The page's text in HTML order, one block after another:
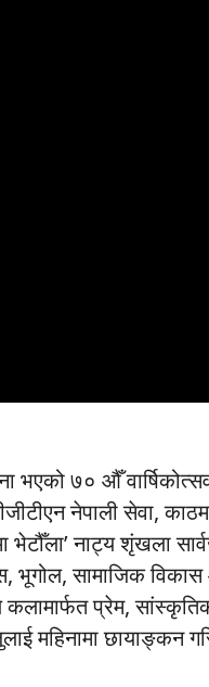
भएको ७० औँ
नेपाली सेवा,
भेटौँला’ नाट्य शृंखला
भूगोल, सामाजिक
कलामार्फत प्रेम,
महिनामा छायाङ्कन